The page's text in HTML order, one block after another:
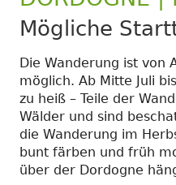
Mögliche
Die Wanderung ist von
möglich. Ab Mitte Juli
zu heiß – Teile der
Wälder und sind
die Wanderung im
bunt färben und früh
über der Dordogne